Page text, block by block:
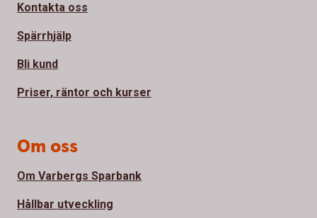
Kontakta oss
Spärrhjälp
Bli kund
Priser, räntor och kurser
Om oss
Om Varbergs Sparbank
Hållbar utveckling